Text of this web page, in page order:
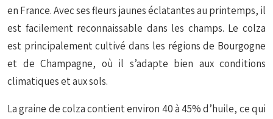
en France. Avec ses fleurs jaunes éclatantes au printemps, il
est facilement reconnaissable dans les champs. Le colza
est principalement cultivé dans les régions de Bourgogne
et de Champagne, où il s’adapte bien aux conditions
climatiques et aux sols.
La graine de colza contient environ 40 à 45% d’huile, ce qui